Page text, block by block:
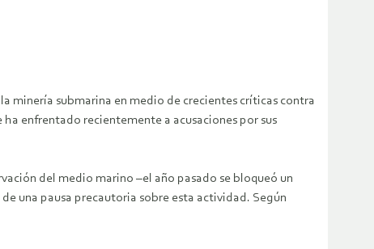
minería submarina en medio de crecientes críticas contra
enfrentado recientemente a acusaciones por sus
del medio marino –el año pasado se bloqueó un
una pausa precautoria sobre esta actividad. Según